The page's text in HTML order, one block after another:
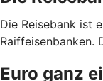
Die Reisebank ist
Raiffeisenbanken.
Euro ganz